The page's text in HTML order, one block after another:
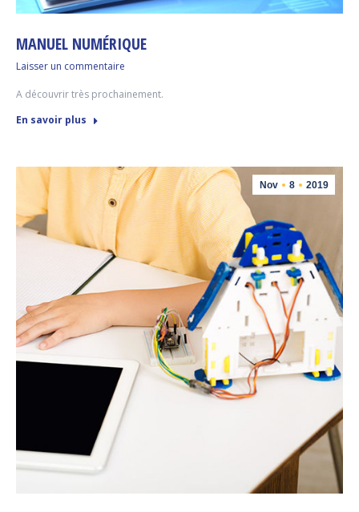
MANUEL NUMÉRIQUE
Laisser un commentaire
A découvrir très prochainement.
En savoir plus
Nov 8 2019